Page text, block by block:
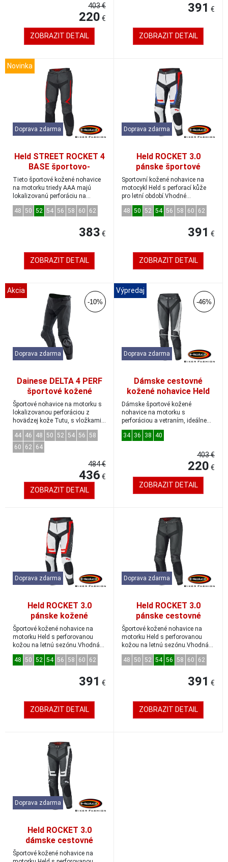
403 €
220 €
ZOBRAZIT DETAIL
391 €
ZOBRAZIT DETAIL
Novinka
Doprava zdarma
Held STREET ROCKET 4
BASE športovo-
turistické kožené
nohavice čierne/fluo-
červené veľkosť 52
Tieto športové kožené nohavice
na motorku triedy AAA majú
lokalizovanú perforáciu na
vetranie a širo...
48
50 52 54 56 58 60 62
383 €
ZOBRAZIT DETAIL
Doprava zdarma
Held ROCKET 3.0
pánske športové
kožené nohavice biela/
červená/modrá veľkosť
50
Sportovní kožené nohavice na
motocykl Held s perforací kůže
pro letní období.Vhodné
kombinovať sa šp...
48 50 52 54 56 58 60 62
391 €
ZOBRAZIT DETAIL
Akcia
-10%
Doprava zdarma
Dainese DELTA 4 PERF
športové kožené
nohavice čierne veľkosť
52
Športové nohavice na motorku s
lokalizovanou perforáciou z
hovädzej kože Tutu, s vložkami
zo strečov...
44 46 48 50 52 54 56
58
60
62 64
484 €
436 €
ZOBRAZIT DETAIL
Výpredaj
-46%
Doprava zdarma
Dámske cestovné
kožené nohavice Held
LANE 2 black/white
Dámske športové kožené
nohavice na motorku s
perforáciou a vetraním, ideálne
na leto. V tejto farebn...
34 36 38 40
403 €
220 €
ZOBRAZIT DETAIL
Doprava zdarma
Held ROCKET 3.0
pánske kožené
cestovné nohavice
biele/červené
Športové kožené nohavice na
motorku Held s perforovanou
kožou na letnú sezónu.Vhodná
kombinácia so š...
48
50 52 54 56 58 60 62
391 €
ZOBRAZIT DETAIL
Doprava zdarma
Held ROCKET 3.0
pánske cestovné
kožené nohavice čierne
Športové kožené nohavice na
motorku Held s perforovanou
kožou na letnú sezónu.Vhodná
kombinácia so š...
48
50 52 54 56 58 60 62
391 €
ZOBRAZIT DETAIL
Doprava zdarma
Held ROCKET 3.0
dámske cestovné
kožené nohavice
Športové kožené nohavice na